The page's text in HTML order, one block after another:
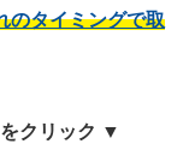
のタイミングで取
クリック ▼